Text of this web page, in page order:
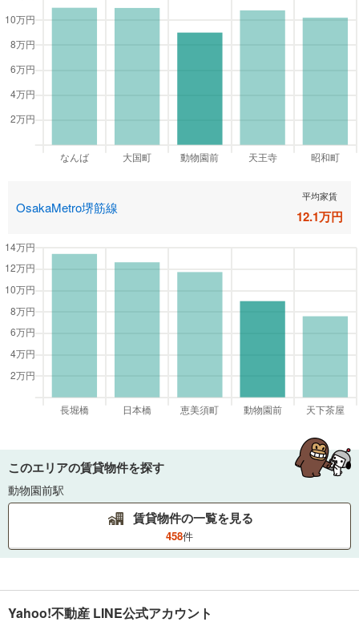
OsakaMetro堺筋線
平均家賃
12.1万円
このエリアの賃貸物件を探す
動物園前駅
賃貸物件の一覧を見る
458件
Yahoo!不動産 LINE公式アカウント